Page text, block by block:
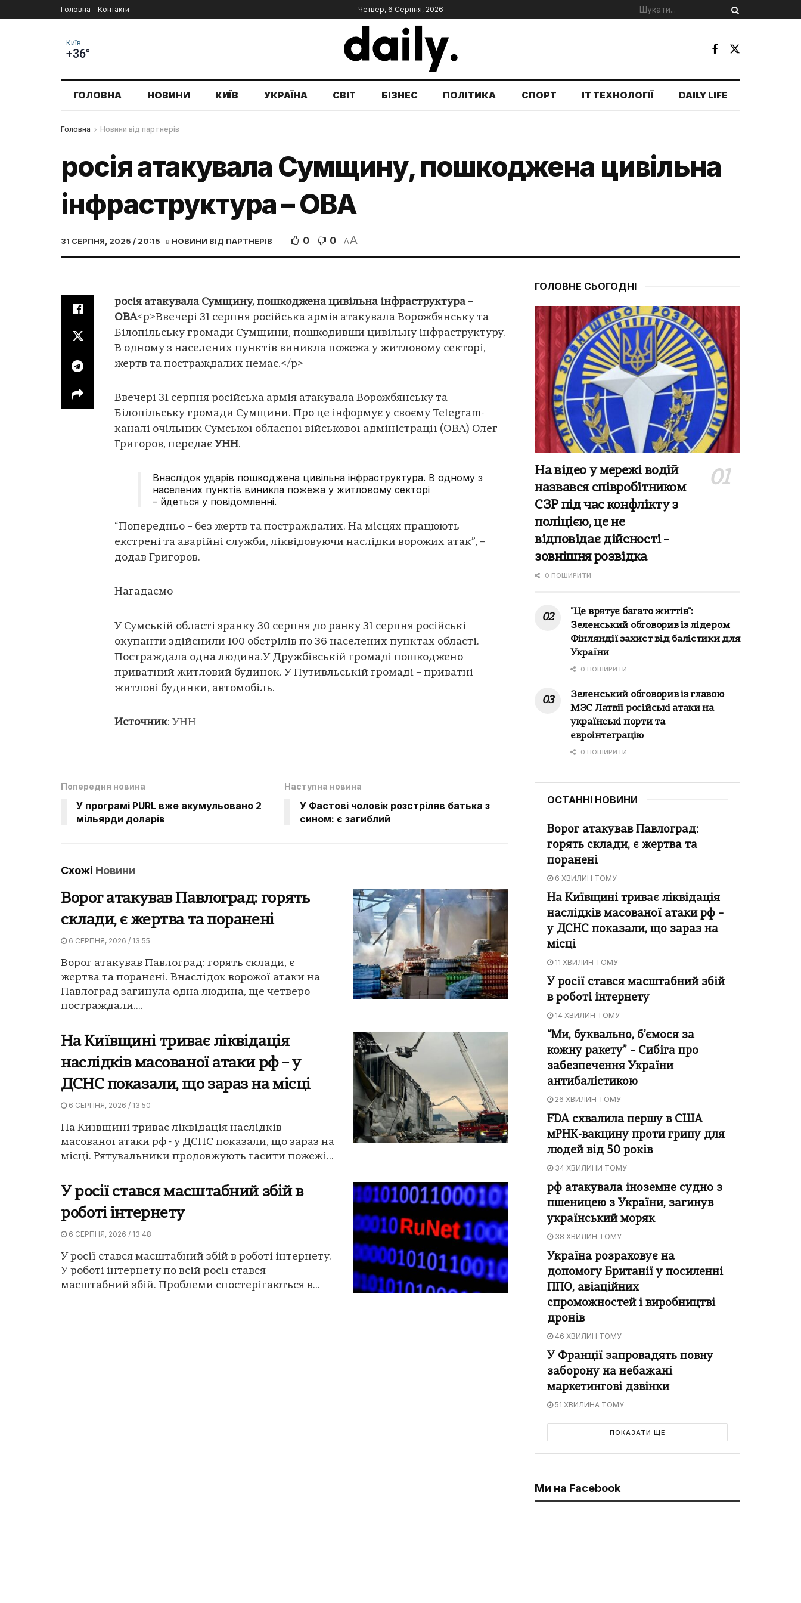
Головна Контакти Четвер, 6 Серпня, 2026
Київ
+36°
ГОЛОВНА НОВИНИ КИЇВ УКРАЇНА СВІТ БІЗНЕС ПОЛІТИКА СПОРТ IT ТЕХНОЛОГІЇ DAILY LIFE
Головна Новини від партнерів
росія атакувала Сумщину, пошкоджена цивільна
інфраструктура – ОВА
31 СЕРПНЯ, 2025 / 20:15 в НОВИНИ ВІД ПАРТНЕРІВ 0 0 AA
росія атакувала Сумщину, пошкоджена цивільна інфраструктура –
ОВА<p>Ввечері 31 серпня російська армія атакувала Ворожбянську та
Білопільську громади Сумщини, пошкодивши цивільну інфраструктуру.
В одному з населених пунктів виникла пожежа у житловому секторі,
жертв та постраждалих немає.</p>
Ввечері 31 серпня російська армія атакувала Ворожбянську та
Білопільську громади Сумщини. Про це інформує у своєму Telegram-
каналі очільник Сумської обласної військової адміністрації (ОВА) Олег
Григоров, передає УНН.
Внаслідок ударів пошкоджена цивільна інфраструктура. В одному з
населених пунктів виникла пожежа у житловому секторі
– йдеться у повідомленні.
“Попередньо – без жертв та постраждалих. На місцях працюють
екстрені та аварійні служби, ліквідовуючи наслідки ворожих атак”, –
додав Григоров.
Нагадаємо
У Сумській області зранку 30 серпня до ранку 31 серпня російські
окупанти здійснили 100 обстрілів по 36 населених пунктах області.
Постраждала одна людина.У Дружбівській громаді пошкоджено
приватний житловий будинок. У Путивльській громаді – приватні
житлові будинки, автомобіль.
Источник: УНН
Попередня новина
У програмі PURL вже акумульовано 2
мільярди доларів
Наступна новина
У Фастові чоловік розстріляв батька з
сином: є загиблий
Схожі Новини
Ворог атакував Павлоград: горять
склади, є жертва та поранені
6 СЕРПНЯ, 2026 / 13:55
Ворог атакував Павлоград: горять склади, є
жертва та поранені. Внаслідок ворожої атаки на
Павлоград загинула одна людина, ще четверо
постраждали....
На Київщині триває ліквідація
наслідків масованої атаки рф – у
ДСНС показали, що зараз на місці
6 СЕРПНЯ, 2026 / 13:50
На Київщині триває ліквідація наслідків
масованої атаки рф - у ДСНС показали, що зараз на
місці. Рятувальники продовжують гасити пожежі...
У росії стався масштабний збій в
роботі інтернету
6 СЕРПНЯ, 2026 / 13:48
У росії стався масштабний збій в роботі інтернету.
У роботі інтернету по всій росії стався
масштабний збій. Проблеми спостерігаються в...
ГОЛОВНЕ СЬОГОДНІ
На відео у мережі водій
назвався співробітником
СЗР під час конфлікту з
поліцією, це не
відповідає дійсності –
зовнішня розвідка
0 ПОШИРИТИ
"Це врятує багато життів":
Зеленський обговорив із лідером
Фінляндії захист від балістики для
України
0 ПОШИРИТИ
Зеленський обговорив із главою
МЗС Латвії російські атаки на
українські порти та
євроінтеграцію
0 ПОШИРИТИ
ОСТАННІ НОВИНИ
Ворог атакував Павлоград:
горять склади, є жертва та
поранені
6 ХВИЛИН ТОМУ
На Київщині триває ліквідація
наслідків масованої атаки рф –
у ДСНС показали, що зараз на
місці
11 ХВИЛИН ТОМУ
У росії стався масштабний збій
в роботі інтернету
14 ХВИЛИН ТОМУ
“Ми, буквально, б’ємося за
кожну ракету” – Сибіга про
забезпечення України
антибалістикою
26 ХВИЛИН ТОМУ
FDA схвалила першу в США
мРНК-вакцину проти грипу для
людей від 50 років
34 ХВИЛИНИ ТОМУ
рф атакувала іноземне судно з
пшеницею з України, загинув
український моряк
38 ХВИЛИН ТОМУ
Україна розраховує на
допомогу Британії у посиленні
ППО, авіаційних
спроможностей і виробництві
дронів
46 ХВИЛИН ТОМУ
У Франції запровадять повну
заборону на небажані
маркетингові дзвінки
51 ХВИЛИНА ТОМУ
ПОКАЗАТИ ЩЕ
Ми на Facebook